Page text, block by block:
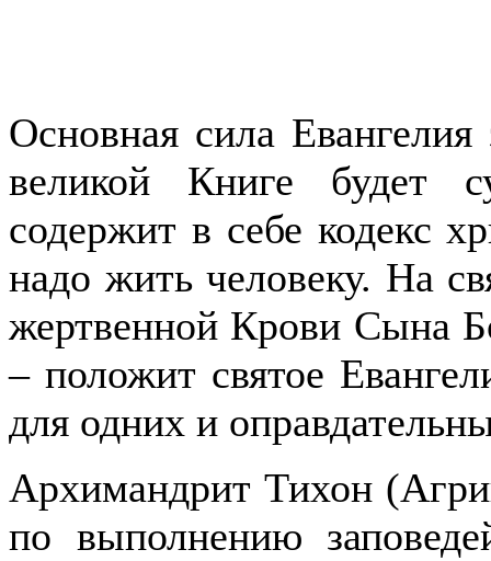
Основная сила
великой Книге будет
содержит в себе кодекс
надо жить человеку. На
жертвенной Крови Сына
– положит святое
для одних и
Архимандрит Тихон
по выполнению